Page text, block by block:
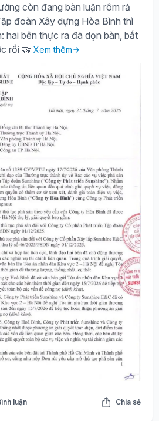
còn đang bàn luận rôm rả
đoàn Xây dựng Hòa Bình thì
hai bên thực ra đã dọn bàn, bắt
rồi 🤝 Xem thêm
luận Chia sẻ